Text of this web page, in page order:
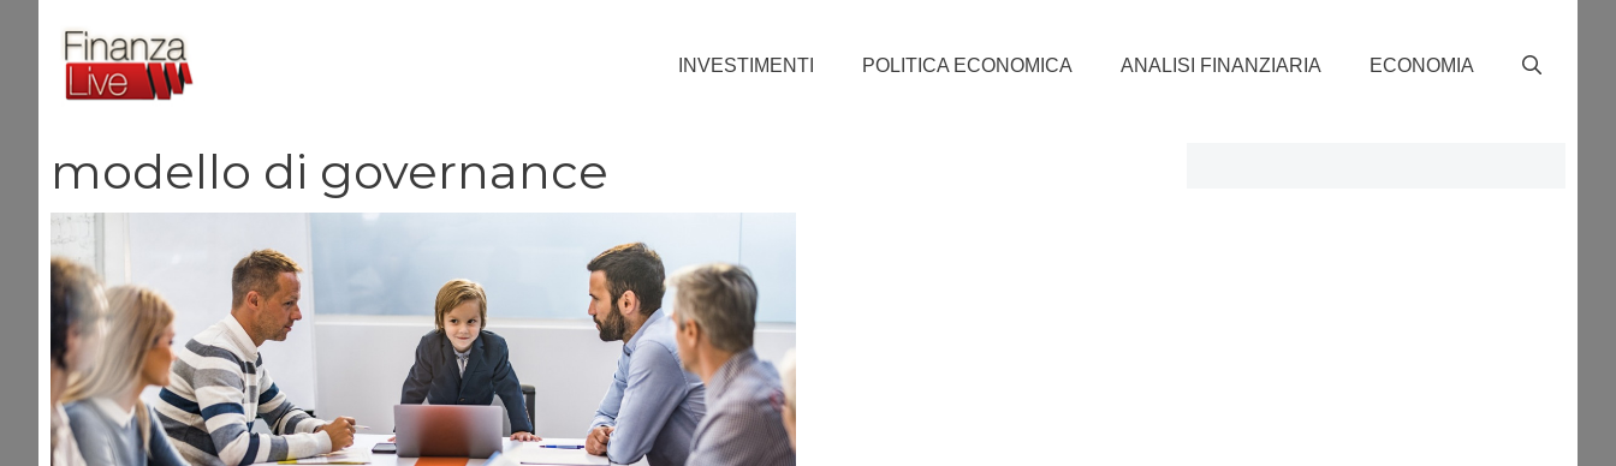
contenuto
INVESTIMENTI POLITICA ECONOMICA ANALISI FINANZIARIA ECONOMIA
modello di governance